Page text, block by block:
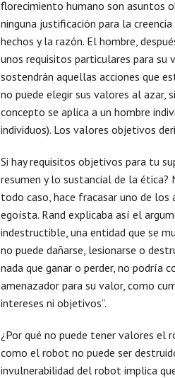
florecimiento humano son asuntos
ninguna justificación para la
hechos y la razón. El hombre,
unos requisitos particulares para su
sostendrán aquellas acciones que
no puede elegir sus valores al azar,
concepto se aplica a un hombre
individuos). Los valores objetivos
Si hay requisitos objetivos para tu
resumen y lo sustancial de la ética?
todo caso, hace fracasar uno de
egoísta. Rand explicaba así el
indestructible, una entidad que se
no puede dañarse, lesionarse o
nada que ganar o perder, no podría
amenazador para su valor, como
intereses ni objetivos”.
¿Por qué no puede tener valores el
como el robot no puede ser
invulnerabilidad del robot implica